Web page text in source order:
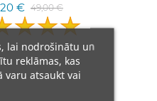
€ 49,00 €
lai nodrošinātu un
reklāmas, kas
atsaukt vai